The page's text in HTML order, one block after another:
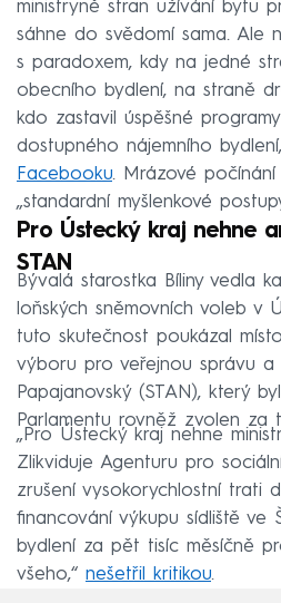
ministryně stran užívání bytu
sáhne do svědomí sama. Ale
s paradoxem, kdy na jedné
obecního bydlení, na straně
kdo zastavil úspěšné
dostupného nájemního
Facebooku. Mrázové
„standardní myšlenkové
Pro Ústecký kraj nehne
STAN
Bývalá starostka Bíliny vedla
loňských sněmovních voleb v
tuto skutečnost poukázal
výboru pro veřejnou správu a
Papajanovský (STAN), který
Parlamentu rovněž zvolen za
„Pro Ústecký kraj nehne
Zlikviduje Agenturu pro
zrušení vysokorychlostní trati
financování výkupu sídliště ve
bydlení za pět tisíc měsíčně
všeho,“ nešetřil kritikou.